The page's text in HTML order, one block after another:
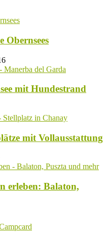
Obernsees
mit Hundestrand
mit Vollausstattung
erleben: Balaton,